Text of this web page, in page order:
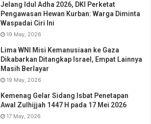
Jelang Idul Adha 2026, DKI Perketat
Pengawasan Hewan Kurban: Warga Diminta
Waspadai Ciri Ini
19 May, 2026
Lima WNI Misi Kemanusiaan ke Gaza
Dikabarkan Ditangkap Israel, Empat Lainnya
Masih Berlayar
19 May, 2026
Kemenag Gelar Sidang Isbat Penetapan
Awal Zulhijjah 1447 H pada 17 Mei 2026
17 May, 2026